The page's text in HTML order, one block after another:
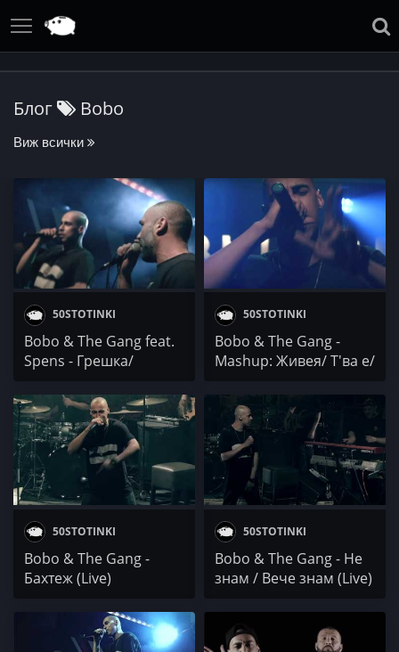
Блог Bobo
Виж всички
50STOTINKI
Bobo & The Gang feat.
Spens - Грешка/
50STOTINKI
Bobo & The Gang -
Mashup: Живея/ Т'ва е/
50STOTINKI
Bobo & The Gang -
Бахтеж (Live)
50STOTINKI
Bobo & The Gang - Не
знам / Вече знам (Live)